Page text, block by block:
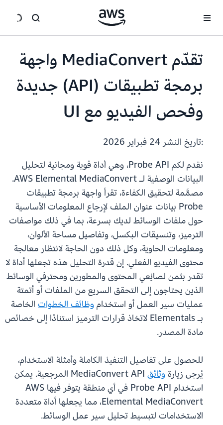
تقدّم MediaConvert واجهة
برمجة تطبيقات (API) جديدة
وفحص الفيديو مع UI
:تاريخ النشر
نقدم لكم Probe API، وهي أداة قوية ومجانية لتحليل
البيانات الوصفية لـ AWS Elemental MediaConvert.
مصمَّمة لتحقيق الكفاءة، تقرأ واجهة برمجة تطبيقات
Probe بيانات عنوان الملف لإرجاع المعلومات الأساسية
حول ملفات الوسائط لديك بسرعة، بما في ذلك مواصفات
الترميز، وتنسيقات البكسل، وتفاصيل مساحة الألوان،
ومعلومات الحاوية، وكل ذلك دون الحاجة لانتظار معالجة
محتوى الفيديو الفعلي. إن قدرة التحليل هذه تجعلها أداة لا
تقدر بثمن لصانِعي المحتوى والمطورين ومحترفي الوسائط
الذين يحتاجون إلى التحقق السريع من الملفات أو أتمتة
عمليات سير العمل أو استخداموظائف الخطوات الخاصة
بـ Elementals لاتخاذ قرارات الترميز استنادًا إلى خصائص
مادة المصدر.
للحصول على تفاصيل التنفيذ الكاملة وأمثلة الاستخدام،
يُرجى زيارةوثائق
MediaConvert API المرجعية. يمكن
استخدام Probe API في أي منطقة يتوفر فيها AWS
Elemental MediaConvert، مما يجعلها أداة متعددة
الاستخدامات لتبسيط تحليل سير عمل الوسائط.